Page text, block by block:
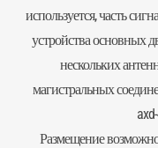
используется, часть
устройства основных
нескольких
магистральных
Размещение